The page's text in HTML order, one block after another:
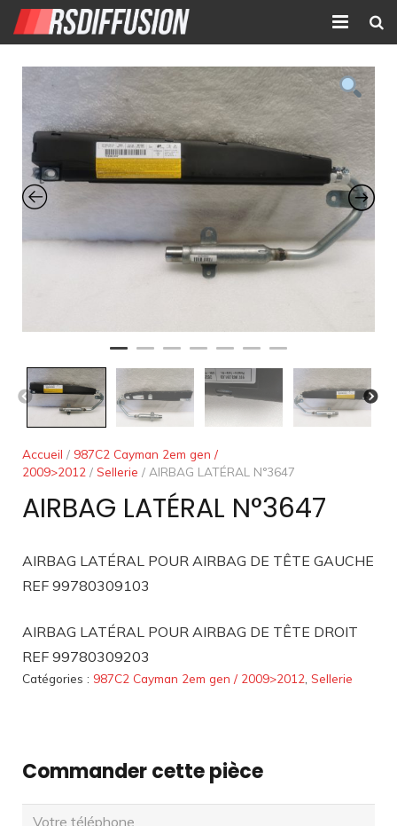
Accueil
Nouvelles annonces
Annonces prolongées
Atelier mécanique
Accueil / 987C2 Cayman 2em gen /
2009>2012 / Sellerie / AIRBAG LATÉRAL N°3647
AIRBAG LATÉRAL N°3647
AIRBAG LATÉRAL POUR AIRBAG DE TÊTE GAUCHE
REF 99780309103
AIRBAG LATÉRAL POUR AIRBAG DE TÊTE DROIT
REF 99780309203
Catégories : 987C2 Cayman 2em gen / 2009>2012 Sellerie
Commander cette pièce